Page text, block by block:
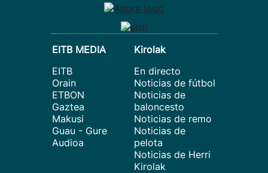
EITB MEDIA
EITB
Orain
ETBON
Gaztea
Makusi
Guau - Gure
Audioa
Kirolak
En directo
Noticias de fútbol
Noticias de
baloncesto
Noticias de remo
Noticias de
pelota
Noticias de Herri
Kirolak